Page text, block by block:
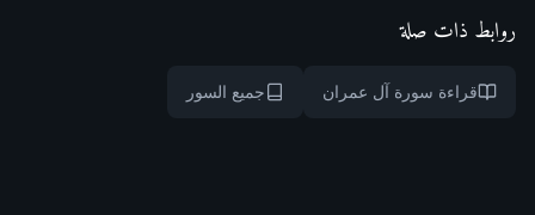
روابط ذات صلة
قراءة سورة آل عمران جميع السور